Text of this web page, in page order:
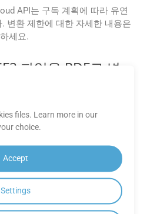
API는 구독 계획에 따라 유연
변환 제한에 대한 자세한 내용은
세요.
파일을 PDF로 변
Cloud는 변환 전 문서 미리보기
해 최종 변환을 완료하기 전에 레
서식을 확인하고, 정보에 기반한
Cloud의 변환
안전합니까?
는 전송 중인 데이터와 저장 중
files. Learn more in our
choice.
Accept
Settings